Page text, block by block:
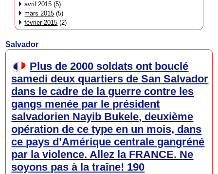
avril 2015 (5)
mars 2015 (5)
février 2015 (2)
Salvador
Plus de 2000 soldats ont bouclé
samedi deux quartiers de San Salvador
dans le cadre de la guerre contre les
gangs menée par le président
salvadorien Nayib Bukele, deuxième
opération de ce type en un mois, dans
ce pays d’Amérique centrale gangréné
par la violence. Allez la FRANCE. Ne
soyons pas à la traîne! 190